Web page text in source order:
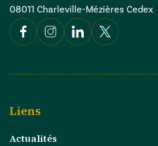
08011 Charleville-Mézières Cedex
FacebookInstagramLinkedin
X
Liens
Actualités